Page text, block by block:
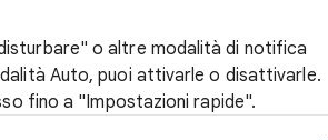
o altre modalità di notifica
Auto, puoi attivarle o disattivarle.
fino a "Impostazioni rapide".